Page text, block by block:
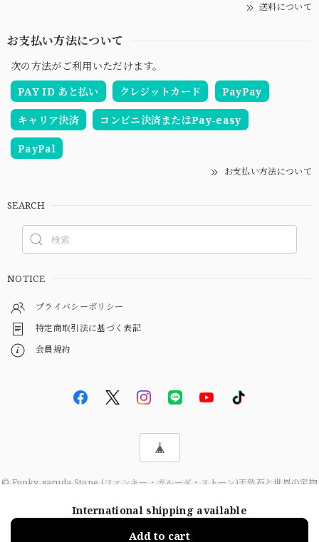
送料について
お支払い方法について
次の方法がご利用いただけます。
PAY ID あと払い
クレジットカード PayPay
キャリア決済 コンビニ決済またはPay-easy
PayPal
お支払い方法について
SEARCH
NOTICE
プライバシーポリシー
特定商取引法に基づく表記
会員規約
© Funky garuda Stone (ファンキー・ガルーダ・ストーン)天然石と世界の宝物
International shipping available
Add to cart